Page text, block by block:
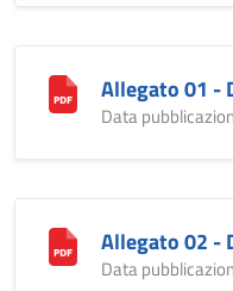
Allegato 01 -
Data
Allegato 02 -
Data